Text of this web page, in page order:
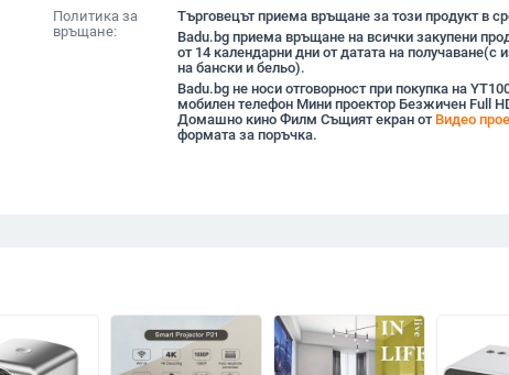
Политика за
връщане:
Търговецът приема връщане за този продукт в
Badu.bg приема връщане на всички закупени
от 14 календарни дни от датата на получаване(с
на бански и бельо).
Badu.bg не носи отговорност при покупка на
мобилен телефон Мини проектор Безжичен Full
Домашно кино Филм Същият екран от Видео
формата за поръчка.